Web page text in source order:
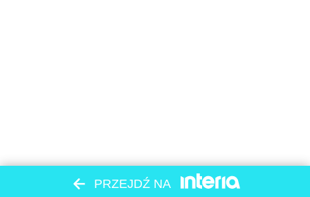
PRZEJDŹ NA